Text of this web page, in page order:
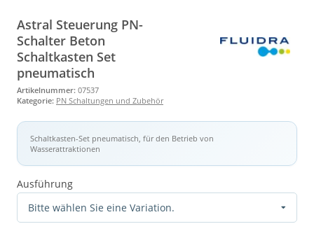
Astral Steuerung PN-
Schalter Beton
Schaltkasten Set
pneumatisch
Artikelnummer: 07537
Kategorie: PN Schaltungen und Zubehör
Schaltkasten-Set pneumatisch, für den Betrieb von
Wasserattraktionen
Ausführung
Bitte wählen Sie eine Variation.